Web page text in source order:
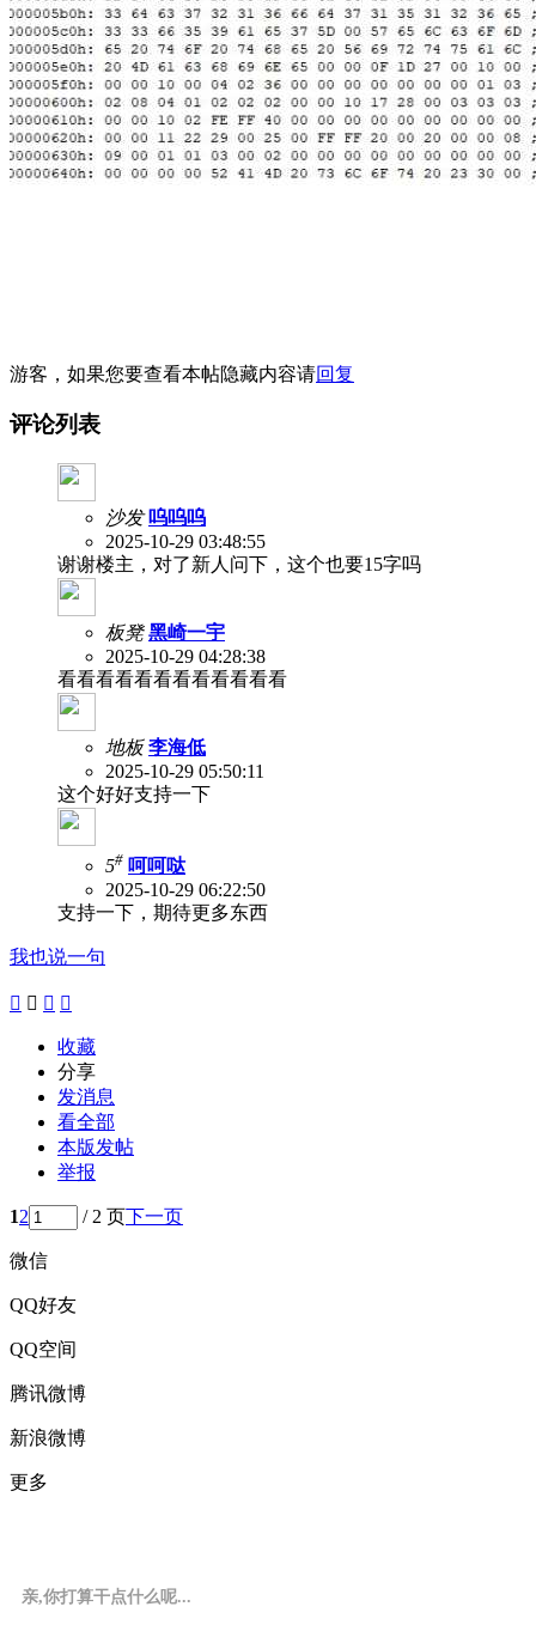
游客，如果您要查看本帖隐藏内容请回复
评论列表
沙发 呜呜呜
2025-10-29 03:48:55
谢谢楼主，对了新人问下，这个也要15字吗
板凳 黑崎一宇
2025-10-29 04:28:38
看看看看看看看看看看看看
地板 李海低
2025-10-29 05:50:11
这个好好支持一下
5# 呵呵哒
2025-10-29 06:22:50
支持一下，期待更多东西
我也说一句
   
收藏
分享
发消息
看全部
本版发帖
举报
12 / 2 页下一页
微信
QQ好友
QQ空间
腾讯微博
新浪微博
更多
亲,你打算干点什么呢...